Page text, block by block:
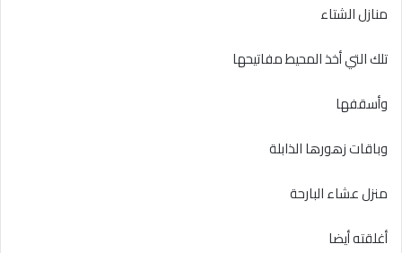
منازل الشتاء
تلك التي أخذ المحيط مفاتيحها
وأسقفها
وباقات زهورها الذابلة
منزل عشاء البارحة
أغلقته أيضا